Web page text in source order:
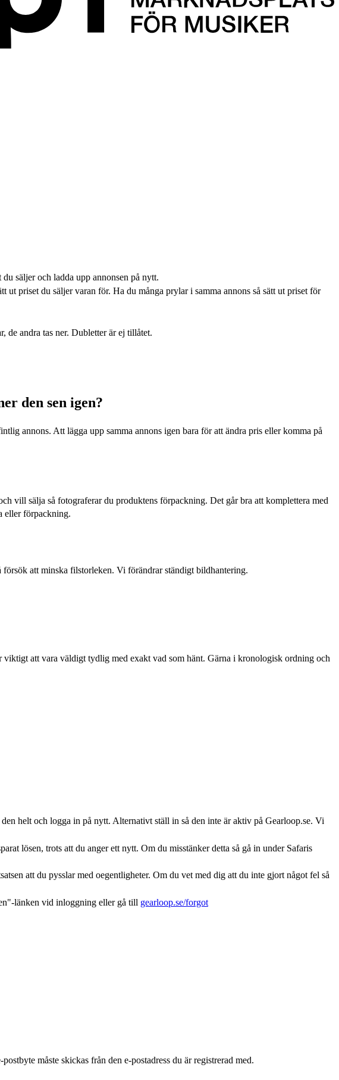
säljer och ladda upp annonsen på nytt.
priset du säljer varan för. Ha du många prylar i samma annons så sätt ut priset för
de andra tas ner. Dubletter är ej tillåtet.
den sen igen?
annons. Att lägga upp samma annons igen bara för att ändra pris eller komma på
vill sälja så fotograferar du produktens förpackning. Det går bra att komplettera med
eller förpackning.
att minska filstorleken. Vi förändrar ständigt bildhantering.
att vara väldigt tydlig med exakt vad som hänt. Gärna i kronologisk ordning och
helt och logga in på nytt. Alternativt ställ in så den inte är aktiv på Gearloop.se. Vi
lösen, trots att du anger ett nytt. Om du misstänker detta så gå in under Safaris
att du pysslar med oegentligheter. Om du vet med dig att du inte gjort något fel så
länken vid inloggning eller gå till gearloop.se/forgot
måste skickas från den e-postadress du är registrerad med.